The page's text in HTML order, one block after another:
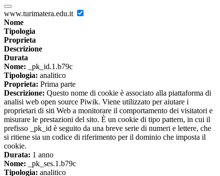
www.turimatera.edu.it
Nome
Tipologia
Proprieta
Descrizione
Durata
Nome: _pk_id.1.b79c
Tipologia: analitico
Proprieta: Prima parte
Descrizione: Questo nome di cookie è associato alla piattaforma di
analisi web open source Piwik. Viene utilizzato per aiutare i
proprietari di siti Web a monitorare il comportamento dei visitatori e
misurare le prestazioni del sito. È un cookie di tipo pattern, in cui il
prefisso _pk_id è seguito da una breve serie di numeri e lettere, che
si ritiene sia un codice di riferimento per il dominio che imposta il
cookie.
Durata: 1 anno
Nome: _pk_ses.1.b79c
Tipologia: analitico